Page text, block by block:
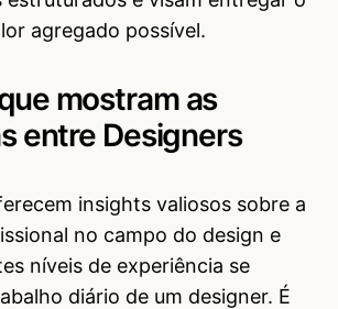
agregado possível.
mostram as
entre Designers
insights valiosos sobre a
no campo do design e
níveis de experiência se
diário de um designer. É